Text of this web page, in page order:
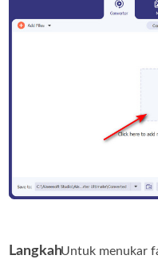
LangkahUntuk menukar